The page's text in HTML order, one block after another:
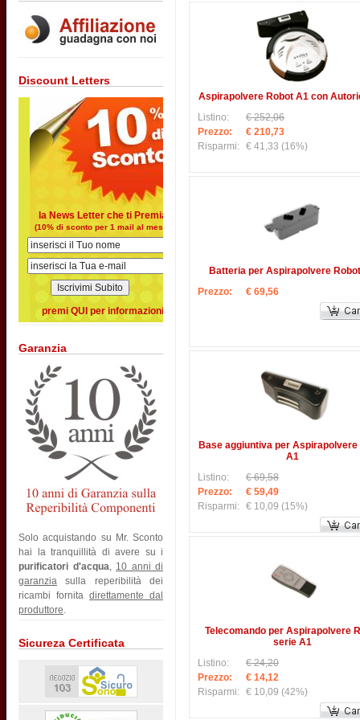
Discount Letters
la News Letter che ti Premia
(10% di sconto per 1 mail al mese)
premi QUI per informazioni
Garanzia
Solo acquistando su Mr. Sconto
hai la tranquillità di avere su i
purificatori d'acqua, 10 anni di
garanzia sulla reperibilità dei
ricambi fornita direttamente dal
produttore.
Sicureza Certificata
Aspirapolvere Robot A1 con
Listino:
€ 252,06
Prezzo:
€ 210,73
Risparmi: € 41,33 (16%)
Batteria per Aspirapolvere
Prezzo:
€ 69,56
Base aggiuntiva per Aspirapolvere
A1
Listino:
€ 69,58
Prezzo:
€ 59,49
Risparmi: € 10,09 (15%)
Telecomando per Aspirapolvere
serie A1
Listino:
€ 24,20
Prezzo:
€ 14,12
Risparmi: € 10,09 (42%)